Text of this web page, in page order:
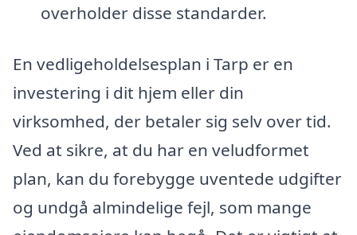
overholder disse standarder.
En vedligeholdelsesplan i Tarp er en
investering i dit hjem eller din
virksomhed, der betaler sig selv over tid.
Ved at sikre, at du har en veludformet
plan, kan du forebygge uventede udgifter
og undgå almindelige fejl, som mange